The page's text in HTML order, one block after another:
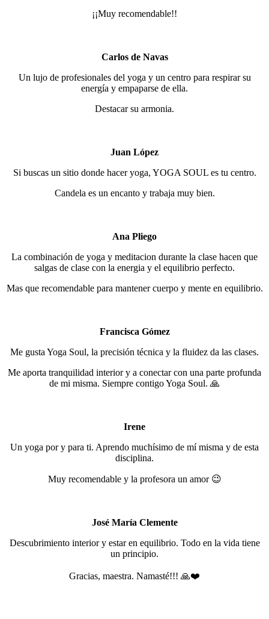
¡¡Muy recomendable!!
Carlos de Navas
Un lujo de profesionales del yoga y un centro para respirar su
energía y empaparse de ella.
Destacar su armonia.
Juan López
Si buscas un sitio donde hacer yoga, YOGA SOUL es tu centro.
Candela es un encanto y trabaja muy bien.
Ana Pliego
La combinación de yoga y meditacion durante la clase hacen que
salgas de clase con la energia y el equilibrio perfecto.
Mas que recomendable para mantener cuerpo y mente en equilibrio.
Francisca Gómez
Me gusta Yoga Soul, la precisión técnica y la fluidez da las clases.
Me aporta tranquilidad interior y a conectar con una parte profunda
de mi misma. Siempre contigo Yoga Soul. 🙏
Irene
Un yoga por y para ti. Aprendo muchísimo de mí misma y de esta
disciplina.
Muy recomendable y la profesora un amor 😉
José María Clemente
Descubrimiento interior y estar en equilibrio. Todo en la vida tiene
un principio.
Gracias, maestra. Namasté!!! 🙏❤️